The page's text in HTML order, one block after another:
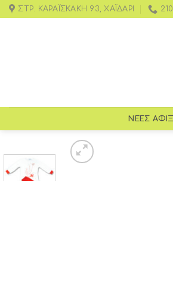
ΣΤΡ. ΚΑΡΑΪΣΚΆΚΗ 93, ΧΑΪΔΆΡΙ
ΝΕΕΣ